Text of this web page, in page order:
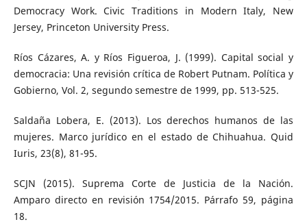
Democracy Work. Civic Traditions in Modern Italy, New
Jersey, Princeton University Press.
Ríos Cázares, A. y Ríos Figueroa, J. (1999). Capital social y
democracia: Una revisión crítica de Robert Putnam. Política y
Gobierno, Vol. 2, segundo semestre de 1999, pp. 513-525.
Saldaña Lobera, E. (2013). Los derechos humanos de las
mujeres. Marco jurídico en el estado de Chihuahua. Quid
Iuris, 23(8), 81-95.
SCJN (2015). Suprema Corte de Justicia de la Nación.
Amparo directo en revisión 1754/2015. Párrafo 59, página
18.